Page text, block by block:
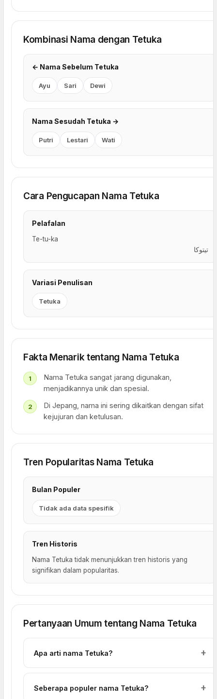
Kombinasi Nama dengan Tetuka
← Nama Sebelum Tetuka
Ayu Sari Dewi
Nama Sesudah Tetuka →
Putri Lestari Wati
Cara Pengucapan Nama Tetuka
Pelafalan
Te-tu-ka
تيتوكا
Variasi Penulisan
Tetuka
Fakta Menarik tentang Nama Tetuka
Nama Tetuka sangat jarang digunakan,
menjadikannya unik dan spesial.
Di Jepang, nama ini sering dikaitkan dengan sifat
kejujuran dan ketulusan.
Tren Popularitas Nama Tetuka
Bulan Populer
Tidak ada data spesifik
Tren Historis
Nama Tetuka tidak menunjukkan tren historis yang
signifikan dalam popularitas.
Pertanyaan Umum tentang Nama Tetuka
Apa arti nama Tetuka?
Seberapa populer nama Tetuka?